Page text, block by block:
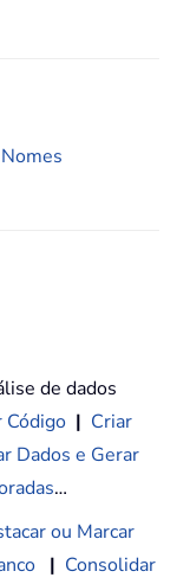
de dados
Código | Criar
Dados e Gerar
…
ou Marcar
| Consolidar